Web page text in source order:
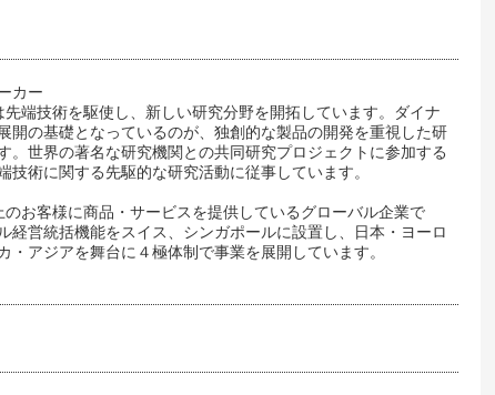
カー
先端技術を駆使し、新しい研究分野を開拓しています。ダイナ
開の基礎となっているのが、独創的な製品の開発を重視した研
。世界の著名な研究機関との共同研究プロジェクトに参加する
技術に関する先駆的な研究活動に従事しています。
のお客様に商品・サービスを提供しているグローバル企業で
経営統括機能をスイス、シンガポールに設置し、日本・ヨーロ
・アジアを舞台に４極体制で事業を展開しています。